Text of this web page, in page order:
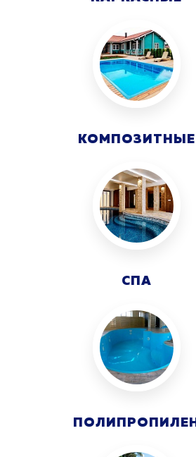
КОМПОЗИТНЫЕ
СПА
ПОЛИПРОПИЛЕН